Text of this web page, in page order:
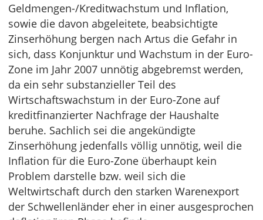
Geldmengen-/Kreditwachstum und Inflation,
sowie die davon abgeleitete, beabsichtigte
Zinserhöhung bergen nach Artus die Gefahr in
sich, dass Konjunktur und Wachstum in der Euro-
Zone im Jahr 2007 unnötig abgebremst werden,
da ein sehr substanzieller Teil des
Wirtschaftswachstum in der Euro-Zone auf
kreditfinanzierter Nachfrage der Haushalte
beruhe. Sachlich sei die angekündigte
Zinserhöhung jedenfalls völlig unnötig, weil die
Inflation für die Euro-Zone überhaupt kein
Problem darstelle bzw. weil sich die
Weltwirtschaft durch den starken Warenexport
der Schwellenländer eher in einer ausgesprochen